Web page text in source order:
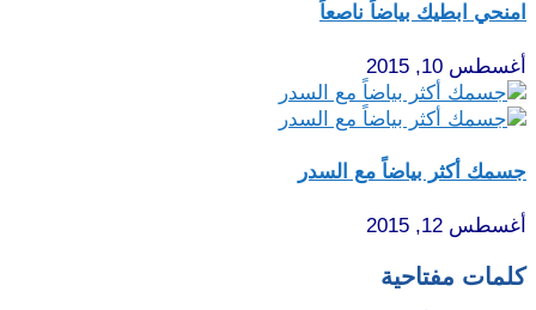
امنحي ابطيك بياضاً ناصعاً
أغسطس 10, 2015
جسمك أكثر بياضاً مع السدر
أغسطس 12, 2015
كلمات مفتاحية